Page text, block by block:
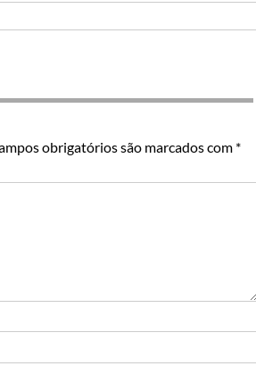
obrigatórios são marcados com *